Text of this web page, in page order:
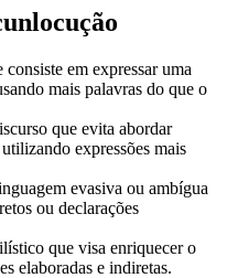
em expressar uma
mais palavras do que o
que evita abordar
expressões mais
evasiva ou ambígua
ou declarações
que visa enriquecer o
elaboradas e indiretas.